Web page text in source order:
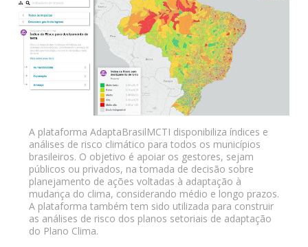
A plataforma AdaptaBrasilMCTI disponibiliza índices e
análises de risco climático para todos os municípios
brasileiros. O objetivo é apoiar os gestores, sejam
públicos ou privados, na tomada de decisão sobre
planejamento de ações voltadas à adaptação à
mudança do clima, considerando médio e longo prazos.
A plataforma também tem sido utilizada para construir
as análises de risco dos planos setoriais de adaptação
do Plano Clima.